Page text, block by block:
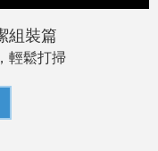
組裝篇
輕鬆打掃